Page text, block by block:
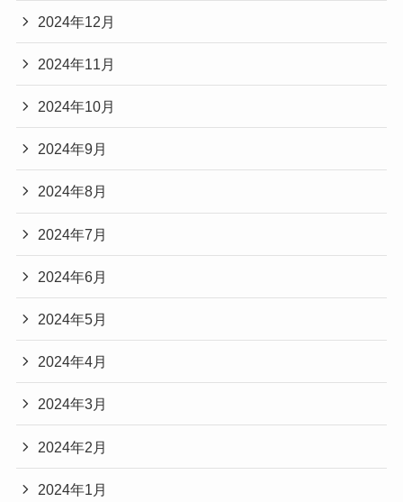
2024年12月
2024年11月
2024年10月
2024年9月
2024年8月
2024年7月
2024年6月
2024年5月
2024年4月
2024年3月
2024年2月
2024年1月